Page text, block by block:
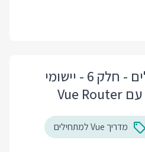
מדריך Vue למתחילים - חלק 6 - יישומי
מדריך Vue למתחילים